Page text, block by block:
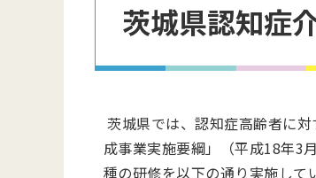
茨城県認知症
茨城県では、認知症高齢者に
成事業実施要綱」（平成18年3
種の研修を以下の通り実施して